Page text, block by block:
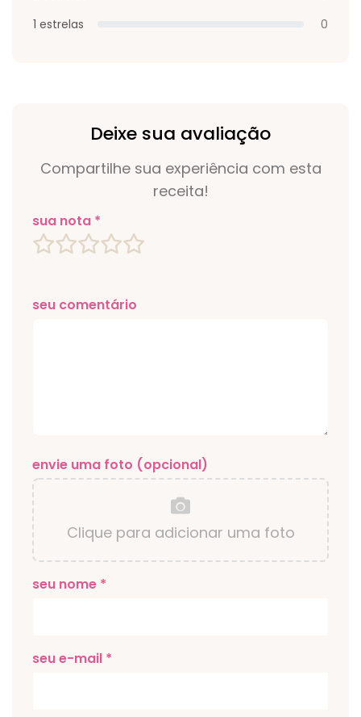
1 estrelas
0
Deixe sua avaliação
Compartilhe sua experiência com esta
receita!
sua nota *
seu comentário
envie uma foto (opcional)
Clique para adicionar uma foto
seu nome *
seu e-mail *